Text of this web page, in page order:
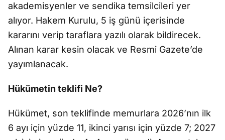
akademisyenler ve sendika temsilcileri yer
alıyor. Hakem Kurulu, 5 iş günü içerisinde
kararını verip taraflara yazılı olarak bildirecek.
Alınan karar kesin olacak ve Resmi Gazete’de
yayımlanacak.
Hükümetin teklifi Ne?
Hükümet, son teklifinde memurlara 2026’nın ilk
6 ayı için yüzde 11, ikinci yarısı için yüzde 7; 2027